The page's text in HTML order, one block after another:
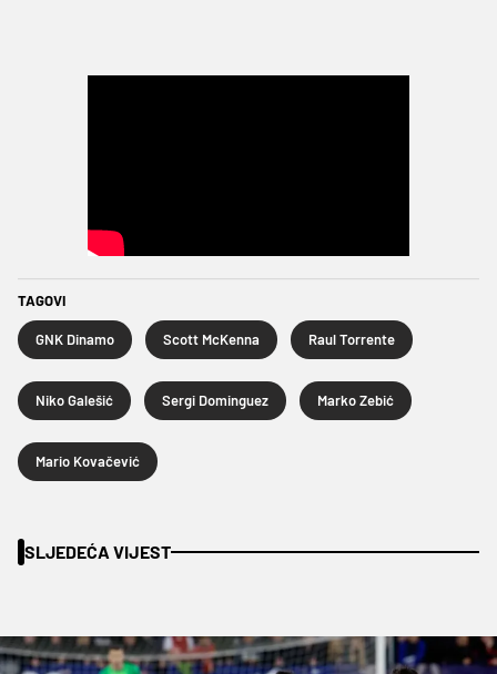
TAGOVI
GNK Dinamo Scott McKenna Raul Torrente
Niko Galešić Sergi Dominguez Marko Zebić
Mario Kovačević
SLJEDEĆA VIJEST